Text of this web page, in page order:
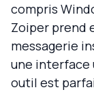
compris
Zoiper prend
messagerie
une
outil est